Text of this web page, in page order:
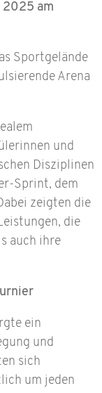
2025 am
Sportgelände
Arena
und
Disziplinen
Sprint, dem
zeigten die
die
auch ihre
ein
und
sich
um jeden